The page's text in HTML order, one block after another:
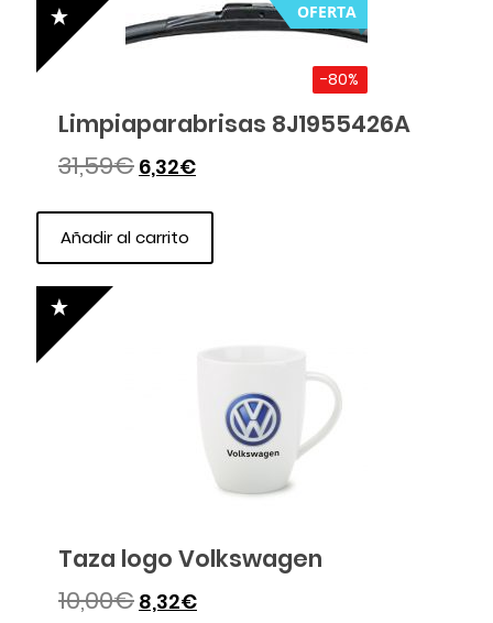
-80%
OFERTA
Limpiaparabrisas 8J1955426A
31,59€ 6,32€
Añadir al carrito
Taza logo Volkswagen
10,00€ 8,32€